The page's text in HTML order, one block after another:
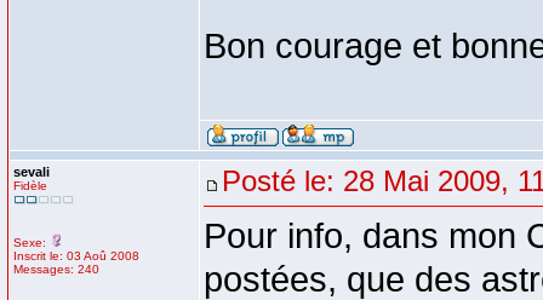
Bon courage et
sevali
Fidèle
Sexe:
Inscrit le: 03 Aoû 2008
Messages: 240
Posté le: 28 Mai 2009,
Pour info, dans mon
postées, que des